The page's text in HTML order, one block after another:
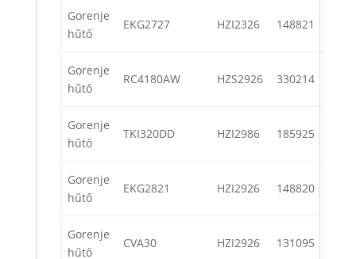
Gorenje
hűtő
EKG2727 HZI2326 148821
Gorenje
hűtő
RC4180AW HZS2926 330214
Gorenje
hűtő
TKI320DD HZI2986 185925
Gorenje
hűtő
EKG2821 HZI2926 148820
Gorenje
hűtő
CVA30 HZI2926 131095